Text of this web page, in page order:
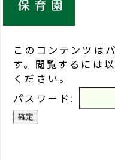
このコンテンツは
す。閲覧するには
ください。
パスワード: